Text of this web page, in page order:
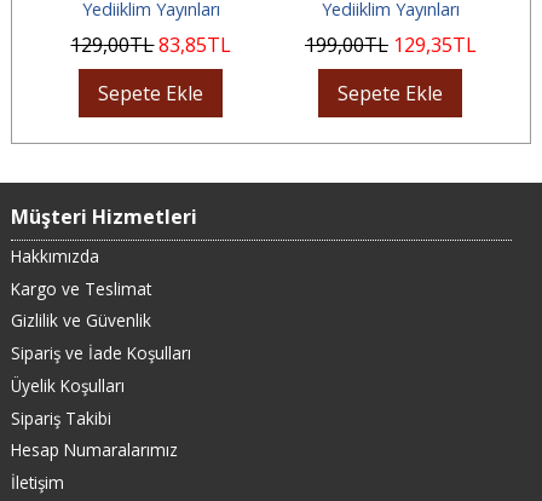
Yediiklim Yayınları
129,00TL83,85TL
Sepete Ekle
Yediiklim Yayınları
199,00TL 129,35TL
Sepete Ekle
Müşteri Hizmetleri
Hakkımızda
Kargo ve Teslimat
Gizlilik ve Güvenlik
Sipariş ve İade Koşulları
Üyelik Koşulları
Sipariş Takibi
Hesap Numaralarımız
İletişim